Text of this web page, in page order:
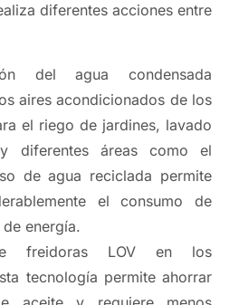
diferentes acciones entre
del agua condensada
aires acondicionados de los
el riego de jardines, lavado
diferentes áreas como el
de agua reciclada permite
el consumo de
energía.
freidoras LOV en los
tecnología permite ahorrar